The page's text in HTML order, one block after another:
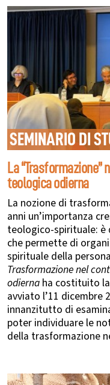
SEMINARIO DI
La
teologica odierna
La nozione di
anni un’importanza
teologico-spirituale:
che permette di
spirituale della
Trasformazione nel
odierna ha costituito
avviato l’11 dicembre
innanzitutto di
poter individuare le
della trasformazione